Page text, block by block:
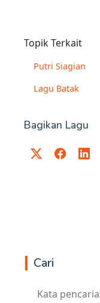
Topik Terkait
Putri Siagian
Lagu Batak
Bagikan Lagu
Cari